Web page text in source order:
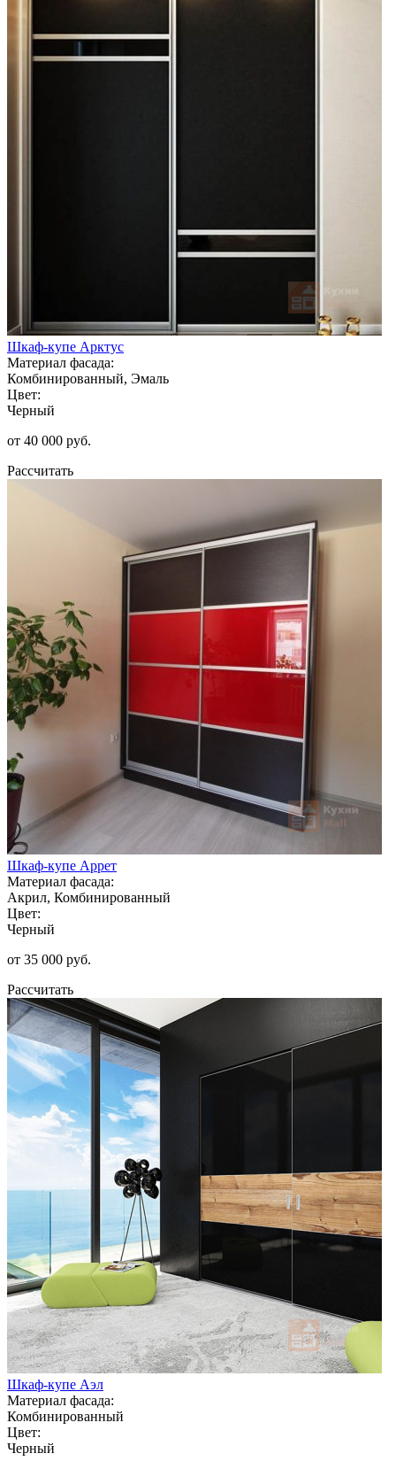
Шкаф-купе Арктус
Материал фасада:
Комбинированный, Эмаль
Цвет:
Черный
от 40 000 руб.
Рассчитать
Шкаф-купе Аррет
Материал фасада:
Акрил, Комбинированный
Цвет:
Черный
от 35 000 руб.
Рассчитать
Шкаф-купе Аэл
Материал фасада:
Комбинированный
Цвет:
Черный